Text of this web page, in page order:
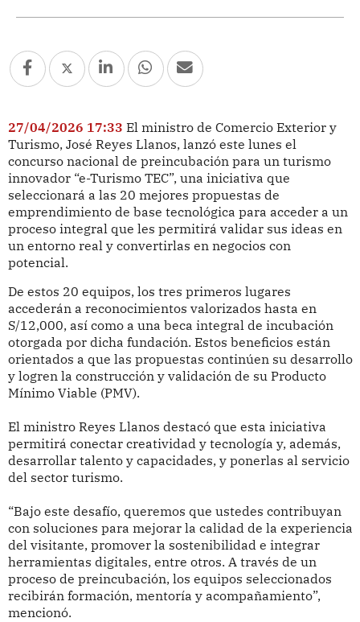
27/04/2026 17:33 El ministro de Comercio Exterior y
Turismo, José Reyes Llanos, lanzó este lunes el
concurso nacional de preincubación para un turismo
innovador “e-Turismo TEC”, una iniciativa que
seleccionará a las 20 mejores propuestas de
emprendimiento de base tecnológica para acceder a un
proceso integral que les permitirá validar sus ideas en
un entorno real y convertirlas en negocios con
potencial.
De estos 20 equipos, los tres primeros lugares
accederán a reconocimientos valorizados hasta en
S/12,000, así como a una beca integral de incubación
otorgada por dicha fundación. Estos beneficios están
orientados a que las propuestas continúen su desarrollo
y logren la construcción y validación de su Producto
Mínimo Viable (PMV).
El ministro Reyes Llanos destacó que esta iniciativa
permitirá conectar creatividad y tecnología y, además,
desarrollar talento y capacidades, y ponerlas al servicio
del sector turismo.
“Bajo este desafío, queremos que ustedes contribuyan
con soluciones para mejorar la calidad de la experiencia
del visitante, promover la sostenibilidad e integrar
herramientas digitales, entre otros. A través de un
proceso de preincubación, los equipos seleccionados
recibirán formación, mentoría y acompañamiento”,
mencionó.